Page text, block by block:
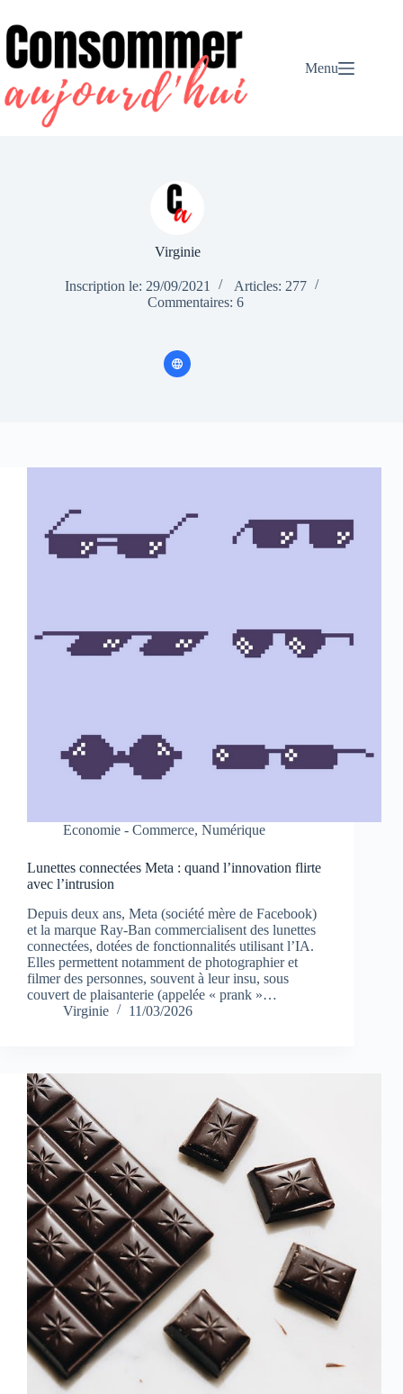
au
contenu
Menu
Virginie
Inscription le: 29/09/2021
Articles: 277
Commentaires: 6
Economie - Commerce, Numérique
Lunettes connectées Meta : quand l’innovation flirte
avec l’intrusion
Depuis deux ans, Meta (société mère de Facebook)
et la marque Ray-Ban commercialisent des lunettes
connectées, dotées de fonctionnalités utilisant l’IA.
Elles permettent notamment de photographier et
filmer des personnes, souvent à leur insu, sous
couvert de plaisanterie (appelée « prank »…
Virginie
11/03/2026